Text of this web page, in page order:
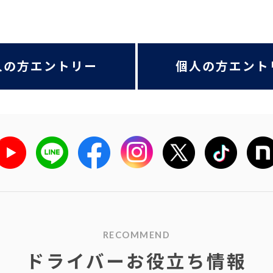
方エントリー 個人の方エント
RECOMMEND
ドライバーお役立ち情報